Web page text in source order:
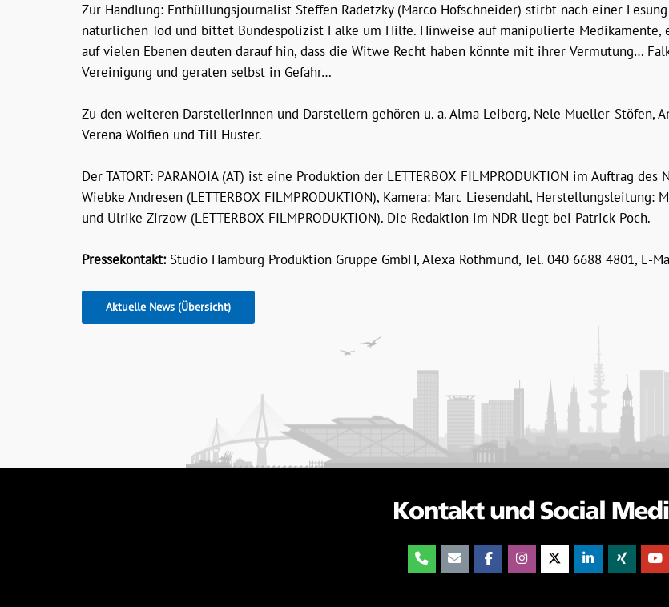
Zur Handlung: Enthüllungsjournalist Steffen Radetzky (Marco Hofschneider) stirbt nach einer
natürlichen Tod und bittet Bundespolizist Falke um Hilfe. Hinweise auf manipulierte Medikamente,
auf vielen Ebenen deuten darauf hin, dass die Witwe Recht haben könnte mit ihrer Vermutung…
Vereinigung und geraten selbst in Gefahr…
Zu den weiteren Darstellerinnen und Darstellern gehören u. a. Alma Leiberg, Nele Mueller-Stöfen,
Verena Wolfien und Till Huster.
Der TATORT: PARANOIA (AT) ist eine Produktion der LETTERBOX FILMPRODUKTION im Auftrag
Wiebke Andresen (LETTERBOX FILMPRODUKTION), Kamera: Marc Liesendahl,
und Ulrike Zirzow (LETTERBOX FILMPRODUKTION). Die Redaktion im NDR liegt bei Patrick Poch.
Pressekontakt:Studio Hamburg Produktion Gruppe GmbH, Alexa Rothmund, Tel. 040 6688 4801, E-
Aktuelle News (Übersicht)